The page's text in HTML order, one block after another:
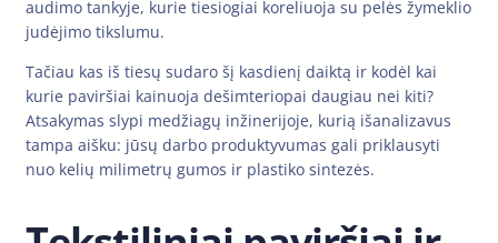
audimo tankyje, kurie tiesiogiai koreliuoja su pelės žymeklio
judėjimo tikslumu.
Tačiau kas iš tiesų sudaro šį kasdienį daiktą ir kodėl kai
kurie paviršiai kainuoja dešimteriopai daugiau nei kiti?
Atsakymas slypi medžiagų inžinerijoje, kurią išanalizavus
tampa aišku: jūsų darbo produktyvumas gali priklausyti
nuo kelių milimetrų gumos ir plastiko sintezės.